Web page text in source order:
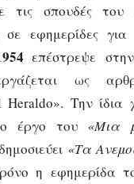
τις σπουδές του
σε εφημερίδες
επέστρεψε
ως
Την ίδια
έργο του «Μια
«Τα
η εφημερίδα